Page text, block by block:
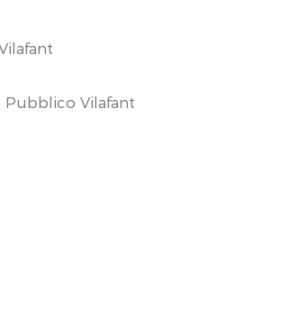
Pubblico Vilafant